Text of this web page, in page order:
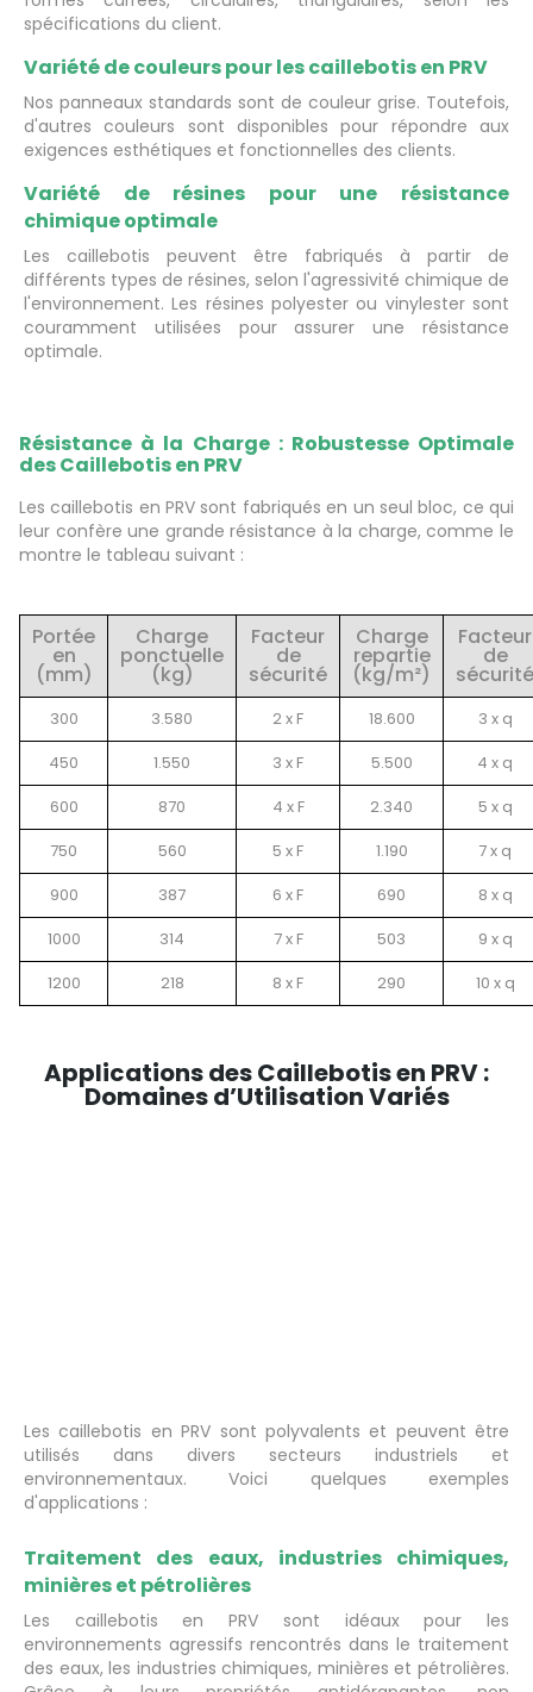
spécifications du client.
Variété de couleurs pour les caillebotis en PRV
Nos panneaux standards sont de couleur grise. Toutefois,
d'autres couleurs sont disponibles pour répondre aux
exigences esthétiques et fonctionnelles des clients.
Variété de résines pour une résistance
chimique optimale
Les caillebotis peuvent être fabriqués à partir de
différents types de résines, selon l'agressivité chimique de
l'environnement. Les résines polyester ou vinylester sont
couramment utilisées pour assurer une résistance
optimale.
Résistance à la Charge : Robustesse Optimale
des Caillebotis en PRV
Les caillebotis en PRV sont fabriqués en un seul bloc, ce qui
leur confère une grande résistance à la charge, comme le
montre le tableau suivant :
Portée
en
(mm)
Charge
ponctuelle
(kg)
Facteur
de
sécurité
Charge
repartie
(kg/m²)
Facteur
de
sécurité
300 3.580 2 x F 18.600
3 x q
450
1.550 3 x F 5.500
4 x q
600
870 4 x F 2.340
5 x q
750
560 5 x F 1.190
7 x q
900
387 6 x F 690
8 x q
1000
314 7 x F 503
9 x q
1200
218 8 x F 290 10 x q
Applications des Caillebotis en PRV :
Domaines d’Utilisation Variés
Les caillebotis en PRV sont polyvalents et peuvent être
utilisés dans divers secteurs industriels et
environnementaux. Voici quelques exemples
d'applications :
Traitement des eaux, industries chimiques,
minières et pétrolières
Les caillebotis en PRV sont idéaux pour les
environnements agressifs rencontrés dans le traitement
des eaux, les industries chimiques, minières et pétrolières.